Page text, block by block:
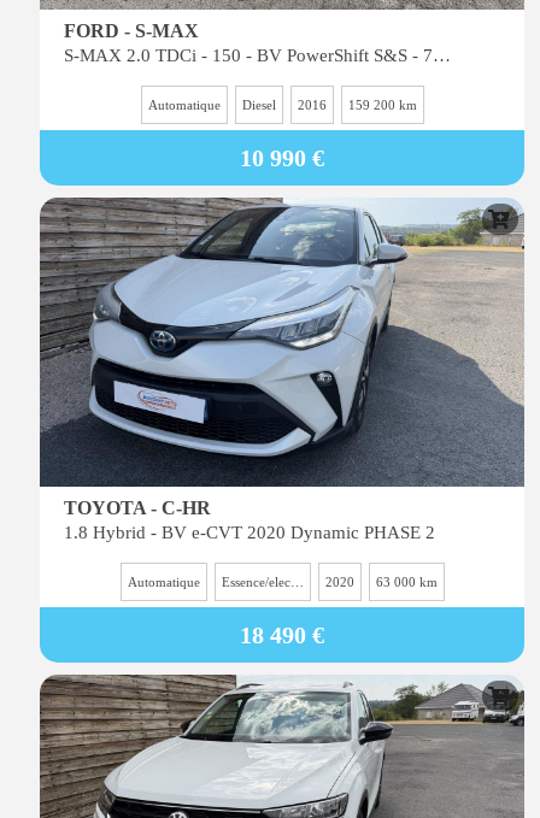
FORD - S-MAX
S-MAX 2.0 TDCi - 150 - BV PowerShift S&S - 7pl Titanium
Automatique Diesel 2016 159 200 km
10 990 €
TOYOTA - C-HR
1.8 Hybrid - BV e-CVT 2020 Dynamic PHASE 2
Automatique Essence/electricité 2020 63 000 km
18 490 €